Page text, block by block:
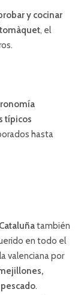
y cocinar
, el
típicos
hasta
Cataluñatambién
en todo el
valenciana por
pescado.